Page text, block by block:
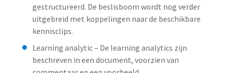
gestructureerd. De beslisboom wordt nog verder
uitgebreid met koppelingen naar de beschikbare
kennisclips.
Learning analytic – De learning analytics zijn
beschreven in een document, voorzien van